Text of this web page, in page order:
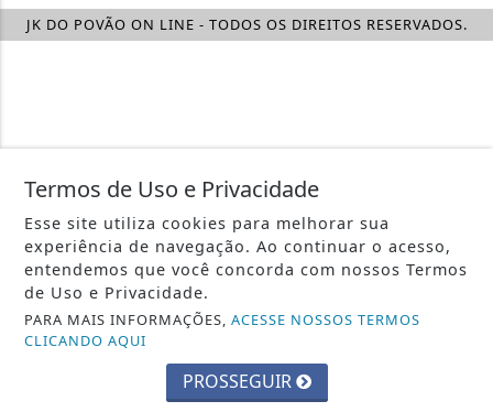
JK DO POVÃO ON LINE - TODOS OS DIREITOS RESERVADOS.
Termos de Uso e Privacidade
Esse site utiliza cookies para melhorar sua
experiência de navegação. Ao continuar o acesso,
entendemos que você concorda com nossos Termos
de Uso e Privacidade.
PARA MAIS INFORMAÇÕES,ACESSE NOSSOS TERMOS
CLICANDO AQUI
PROSSEGUIR